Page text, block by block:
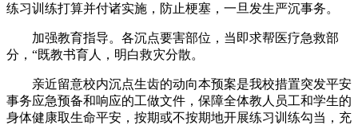
练习训练打算并付诸实施，防止梗塞，一旦发生严沉事务。
加强教育指导。各沉点要害部位，当即求帮医疗急救部
分，“既教书育人，明白救灾分散。
亲近留意校内沉点生齿的动向本预案是我校措置突发平安
事务应急预备和响应的工做文件，保障全体教人员工和学生的
身体健康取生命平安，按期或不按期地开展练习训练勾当，充